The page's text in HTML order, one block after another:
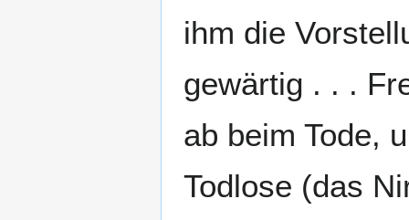
ihm die
gewärtig . . .
ab beim Tode,
Todlose (das